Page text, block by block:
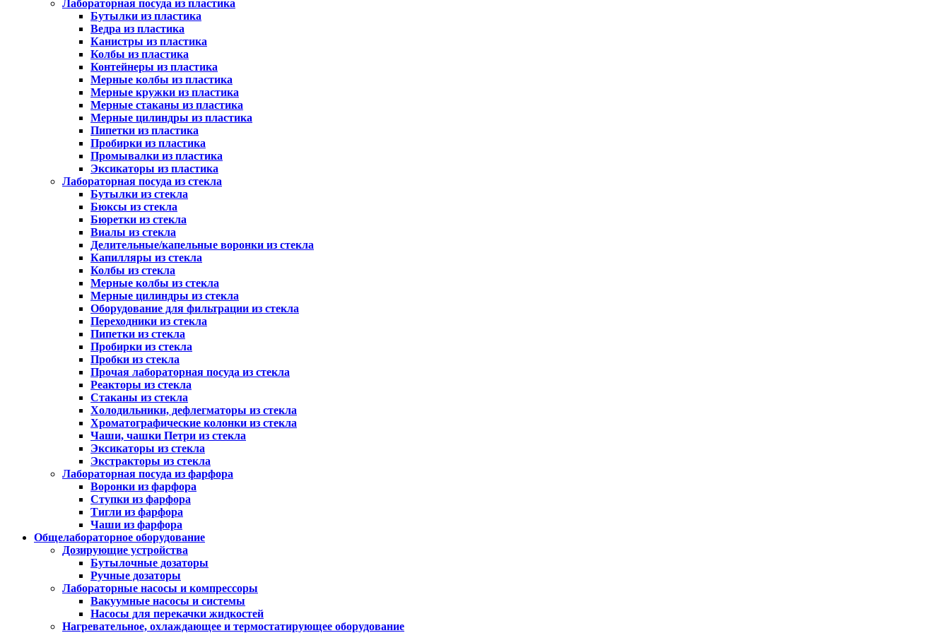
Лабораторная посуда из пластика
Бутылки из пластика
Ведра из пластика
Канистры из пластика
Колбы из пластика
Контейнеры из пластика
Мерные колбы из пластика
Мерные кружки из пластика
Мерные стаканы из пластика
Мерные цилиндры из пластика
Пипетки из пластика
Пробирки из пластика
Промывалки из пластика
Эксикаторы из пластика
Лабораторная посуда из стекла
Бутылки из стекла
Бюксы из стекла
Бюретки из стекла
Виалы из стекла
Делительные/капельные воронки из стекла
Капилляры из стекла
Колбы из стекла
Мерные колбы из стекла
Мерные цилиндры из стекла
Оборудование для фильтрации из стекла
Переходники из стекла
Пипетки из стекла
Пробирки из стекла
Пробки из стекла
Прочая лабораторная посуда из стекла
Реакторы из стекла
Стаканы из стекла
Холодильники, дефлегматоры из стекла
Хроматографические колонки из стекла
Чаши, чашки Петри из стекла
Эксикаторы из стекла
Экстракторы из стекла
Лабораторная посуда из фарфора
Воронки из фарфора
Ступки из фарфора
Тигли из фарфора
Чаши из фарфора
Общелабораторное оборудование
Дозирующие устройства
Бутылочные дозаторы
Ручные дозаторы
Лабораторные насосы и компрессоры
Вакуумные насосы и системы
Насосы для перекачки жидкостей
Нагревательное, охлаждающее и термостатирующее оборудование